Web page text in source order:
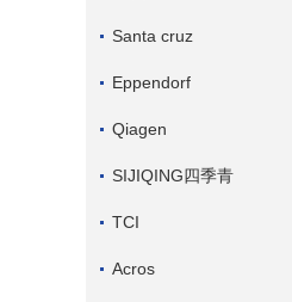
Santa cruz
Eppendorf
Qiagen
SIJIQING四季青
TCI
Acros